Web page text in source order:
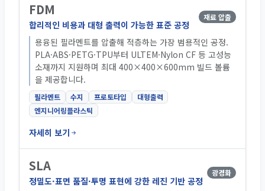
FDM
합리적인 비용과 대형 출력이 가능한 표준 공정
재료 압출
용융된 필라멘트를 압출해 적층하는 가장 범용적인 공정.
PLA·ABS·PETG·TPU부터 ULTEM·Nylon CF 등 고성능
소재까지 지원하며 최대 400×400×600mm 빌드 볼륨
을 제공합니다.
필라멘트 수지 프로토타입
대형출력
엔지니어링플라스틱
자세히 보기
SLA
정밀도·표면 품질·투명 표현에 강한 레진 기반 공정
광경화